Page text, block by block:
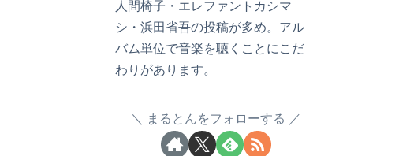
人間椅子・エレファントカシマ
シ・浜田省吾の投稿が多め。アル
バム単位で音楽を聴くことにこだ
わりがあります。
まるとんをフォローする